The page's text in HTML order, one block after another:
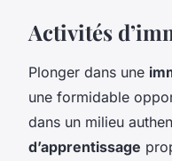
Activités
Plonger dans une
une formidable
dans un milieu
d’apprentissage